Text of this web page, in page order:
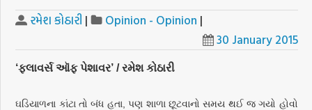
રમેશ કોઠારી | Opinion - Opinion |
30 January 2015
‘ફ્લાવર્સ ઑફ પેશાવર’ / રમેશ કોઠારી
ઘડિયાળના કાંટા તો બંધ હતા, પણ શાળા છૂટવાનો સમય થઈ જ ગયો હોવો